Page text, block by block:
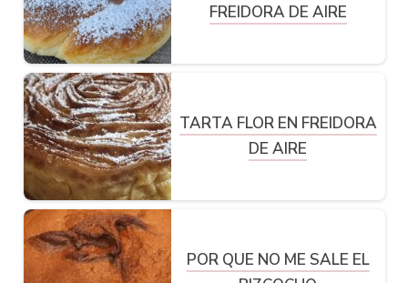
FREIDORA DE AIRE
TARTA FLOR EN FREIDORA
DE AIRE
POR QUE NO ME SALE EL